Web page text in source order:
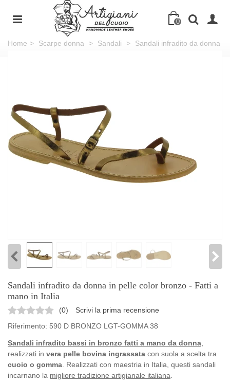
0
Home > Scarpe donna > Sandali >
Sandali infradito da donna
Sandali infradito da donna in pelle color bronzo - Fatti a
mano in Italia
(0)
Scrivi la prima recensione
Riferimento: 590 D BRONZO LGT-GOMMA 38
Sandali infradito bassi in bronzo fatti a mano da donna,
realizzati in vera pelle bovina ingrassata con suola a scelta tra
cuoio o gomma. Realizzati con maestria in Italia, questi sandali
incarnano la migliore tradizione artigianale italiana.